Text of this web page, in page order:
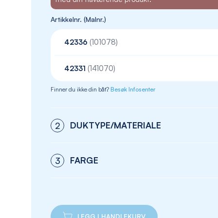
Artikkelnr. (Malnr.)
Finner du ikke din båt? Besøk Infosenter
42336 (101078)
42331 (141070)
2 DUKTYPE/MATERIALE
3 FARGE